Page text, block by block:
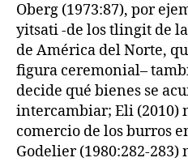
Oberg (1973:87), por
yitsati -de los tlingit de
de América del Norte,
figura ceremonial–
decide qué bienes se
intercambiar; Eli (2010)
comercio de los burros
Godelier (1980:282-